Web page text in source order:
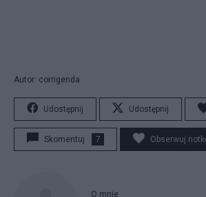
Autor: corrigenda
Udostępnij Udostępnij
Skomentuj 7 Obserwuj
O mnie